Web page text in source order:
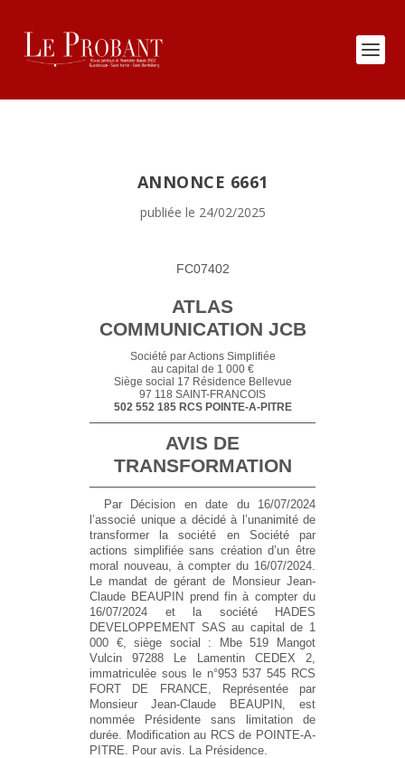
ANNONCE 6661
publiée le 24/02/2025
FC07402
ATLAS
COMMUNICATION JCB
Société par Actions Simplifiée
au capital de 1 000 €
Siège social 17 Résidence Bellevue
97 118 SAINT-FRANCOIS
502 552 185 RCS POINTE-A-PITRE
AVIS DE
TRANSFORMATION
Par Décision en date du 16/07/2024
l’associé unique a décidé à l’unanimité de
transformer la société en Société par
actions simplifiée sans création d’un être
moral nouveau, à compter du 16/07/2024.
Le mandat de gérant de Monsieur Jean-
Claude BEAUPIN prend fin à compter du
16/07/2024 et la société HADES
DEVELOPPEMENT SAS au capital de 1
000 €, siège social : Mbe 519 Mangot
Vulcin 97288 Le Lamentin CEDEX 2,
immatriculée sous le n°953 537 545 RCS
FORT DE FRANCE, Représentée par
Monsieur Jean-Claude BEAUPIN, est
nommée Présidente sans limitation de
durée. Modification au RCS de POINTE-A-
PITRE. Pour avis. La Présidence.